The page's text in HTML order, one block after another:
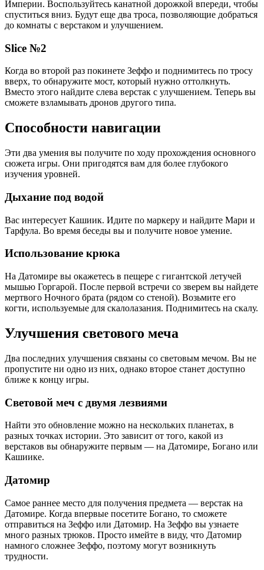
Империи. Воспользуйтесь канатной дорожкой впереди, чтобы
спуститься вниз. Будут еще два троса, позволяющие добраться
до комнаты с верстаком и улучшением.
Slice №2
Когда во второй раз покинете Зеффо и поднимитесь по тросу
вверх, то обнаружите мост, который нужно оттолкнуть.
Вместо этого найдите слева верстак с улучшением. Теперь вы
сможете взламывать дронов другого типа.
Способности навигации
Эти два умения вы получите по ходу прохождения основного
сюжета игры. Они пригодятся вам для более глубокого
изучения уровней.
Дыхание под водой
Вас интересует Кашиик. Идите по маркеру и найдите Мари и
Тарфула. Во время беседы вы и получите новое умение.
Использование крюка
На Датомире вы окажетесь в пещере с гигантской летучей
мышью Горгарой. После первой встречи со зверем вы найдете
мертвого Ночного брата (рядом со стеной). Возьмите его
когти, используемые для скалолазания. Поднимитесь на скалу.
Улучшения светового меча
Два последних улучшения связаны со световым мечом. Вы не
пропустите ни одно из них, однако второе станет доступно
ближе к концу игры.
Световой меч с двумя лезвиями
Найти это обновление можно на нескольких планетах, в
разных точках истории. Это зависит от того, какой из
верстаков вы обнаружите первым — на Датомире, Богано или
Кашиике.
Датомир
Самое раннее место для получения предмета — верстак на
Датомире. Когда впервые посетите Богано, то сможете
отправиться на Зеффо или Датомир. На Зеффо вы узнаете
много разных трюков. Просто имейте в виду, что Датомир
намного сложнее Зеффо, поэтому могут возникнуть
трудности.